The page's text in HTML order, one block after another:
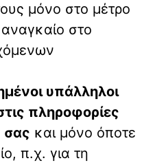
μόνο στο μέτρο
στο
υπάλληλοι
πληροφορίες
και μόνο όποτε
π.χ. για τη